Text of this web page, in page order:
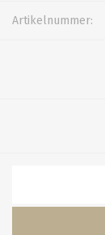
Artikelnummer: